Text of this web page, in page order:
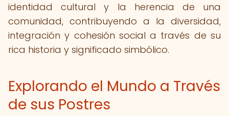
identidad cultural y la herencia de una
comunidad, contribuyendo a la diversidad,
integración y cohesión social a través de su
rica historia y significado simbólico.
Explorando el Mundo a Través
de sus Postres